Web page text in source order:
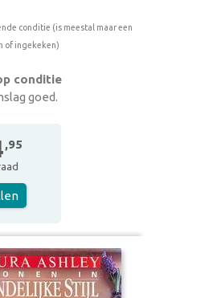
conditie (is meestal maar een
of ingekeken)
conditie
goed.
,95